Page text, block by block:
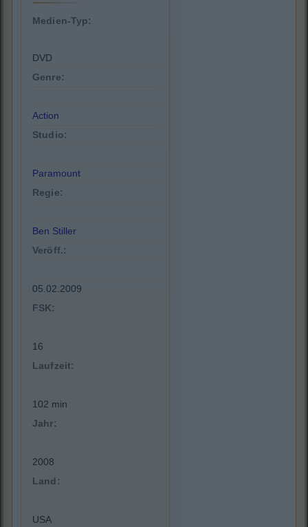
Medien-Typ:
DVD
Genre:
Action
Studio:
Paramount
Regie:
Ben Stiller
Veröff.:
05.02.2009
FSK:
16
Laufzeit:
102 min
Jahr:
2008
Land:
USA